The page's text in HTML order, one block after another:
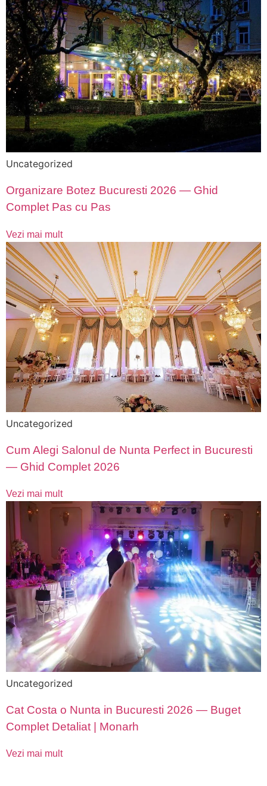
Uncategorized
Organizare Botez Bucuresti 2026 — Ghid
Complet Pas cu Pas
Vezi mai mult
Uncategorized
Cum Alegi Salonul de Nunta Perfect in Bucuresti
— Ghid Complet 2026
Vezi mai mult
Uncategorized
Cat Costa o Nunta in Bucuresti 2026 — Buget
Complet Detaliat | Monarh
Vezi mai mult